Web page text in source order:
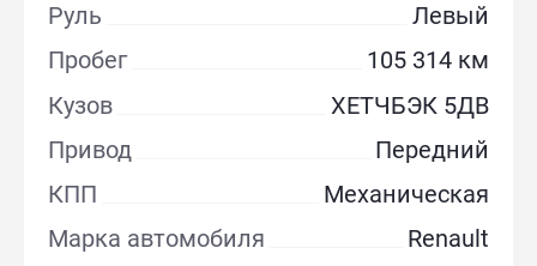
Руль
Левый
Пробег
105 314 км
Кузов
ХЕТЧБЭК 5ДВ
Привод
Передний
КПП
Механическая
Марка автомобиля
Renault